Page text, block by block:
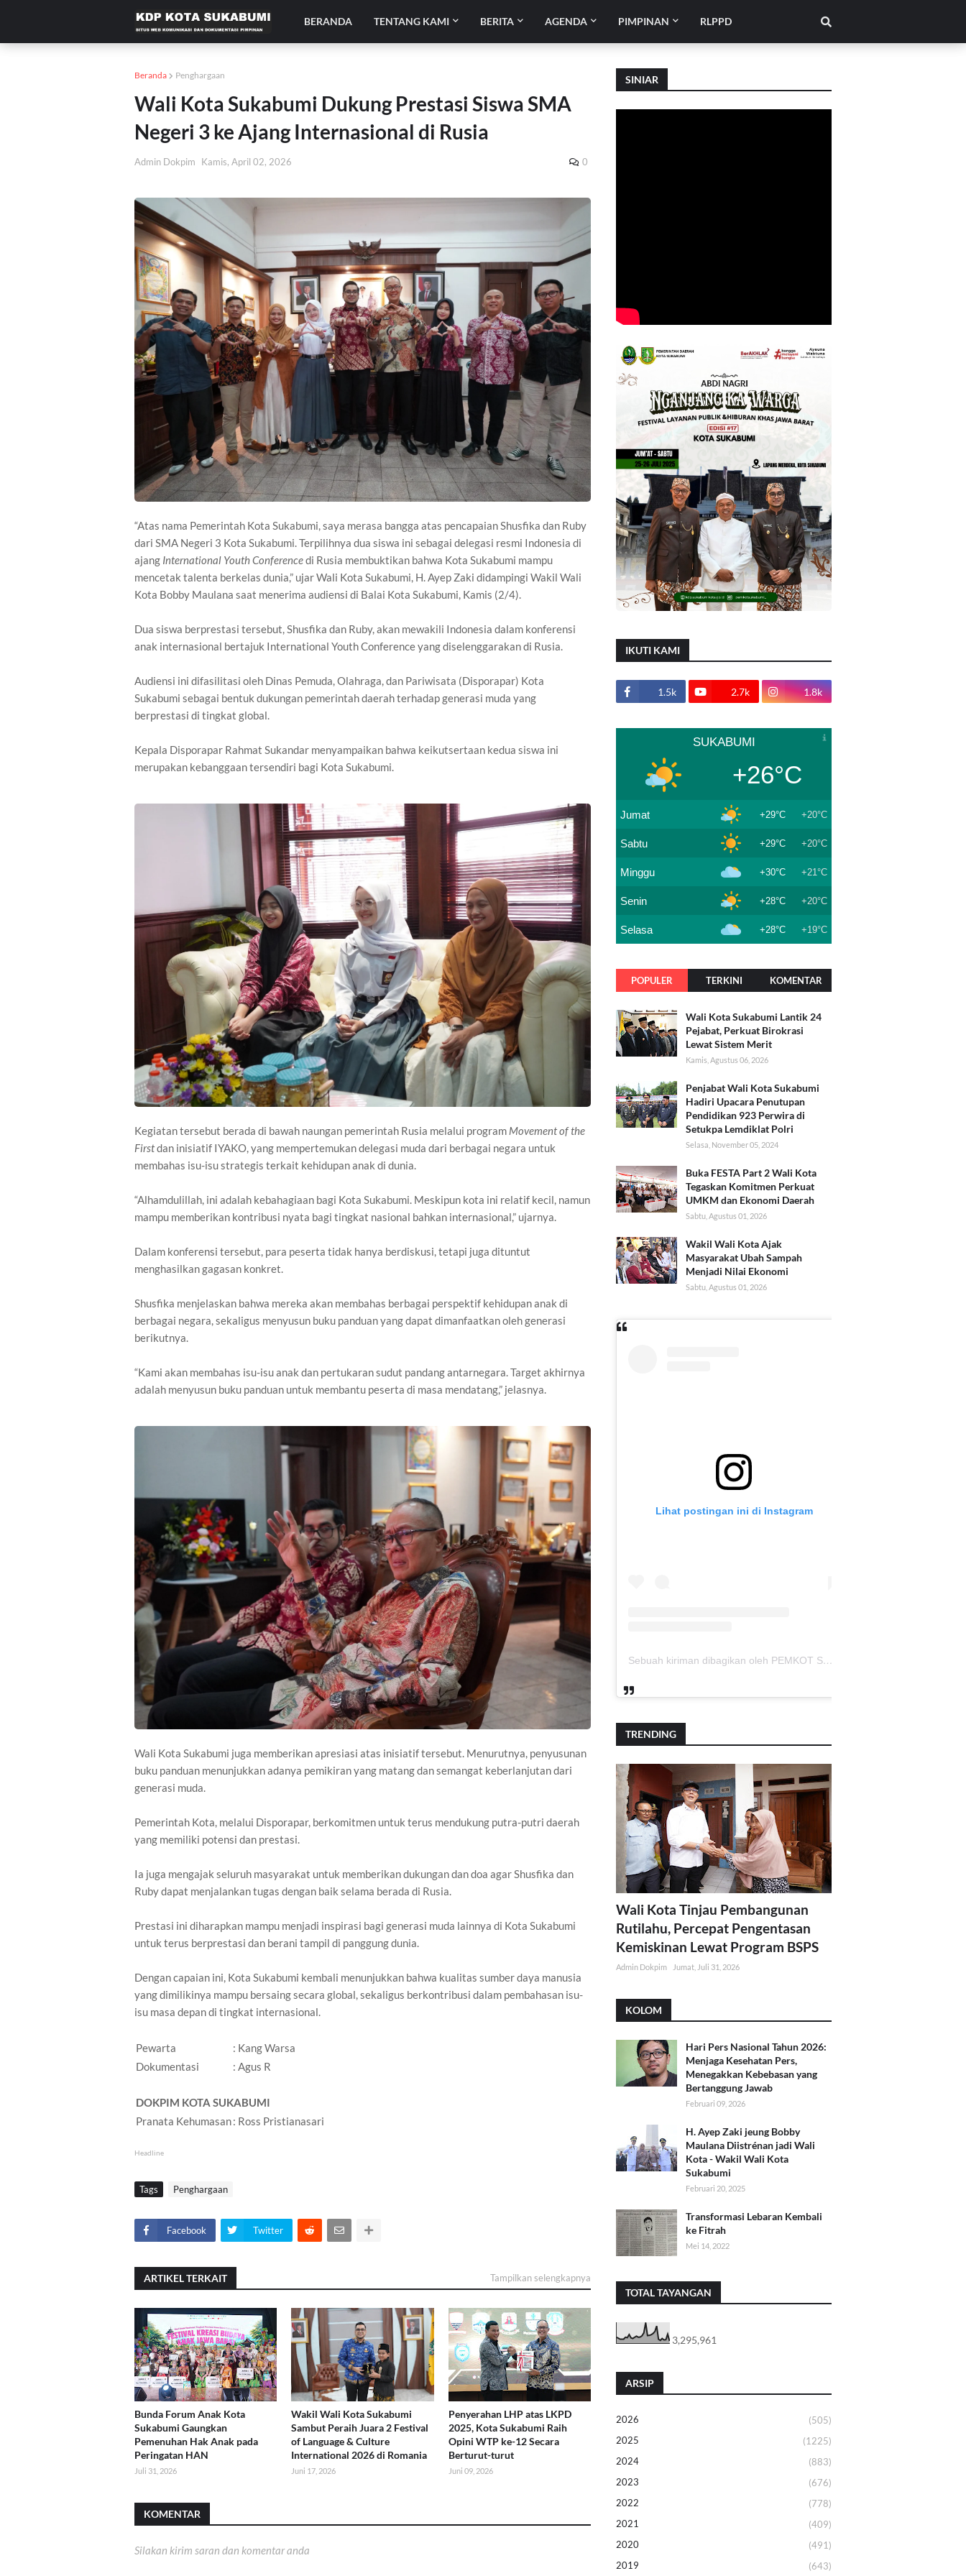
BERANDA TENTANG KAMI BERITA AGENDA PIMPINAN RLPPD
Beranda Penghargaan
Wali Kota Sukabumi Dukung Prestasi Siswa SMA
Negeri 3 ke Ajang Internasional di Rusia
Admin Dokpim Kamis, April 02, 2026 0
“Atas nama Pemerintah Kota Sukabumi, saya merasa bangga atas pencapaian Shusfika dan Ruby
dari SMA Negeri 3 Kota Sukabumi. Terpilihnya dua siswa ini sebagai delegasi resmi Indonesia di
ajang International Youth Conferencedi Rusia membuktikan bahwa Kota Sukabumi mampu
mencetak talenta berkelas dunia,” ujar Wali Kota Sukabumi, H. Ayep Zaki didampingi Wakil Wali
Kota Bobby Maulana saat menerima audiensi di Balai Kota Sukabumi, Kamis (2/4).
Dua siswa berprestasi tersebut, Shusfika dan Ruby, akan mewakili Indonesia dalam konferensi
anak internasional bertajuk International Youth Conference yang diselenggarakan di Rusia.
Audiensi ini difasilitasi oleh Dinas Pemuda, Olahraga, dan Pariwisata (Disporapar) Kota
Sukabumi sebagai bentuk dukungan pemerintah daerah terhadap generasi muda yang
berprestasi di tingkat global.
Kepala Disporapar Rahmat Sukandar menyampaikan bahwa keikutsertaan kedua siswa ini
merupakan kebanggaan tersendiri bagi Kota Sukabumi.
Kegiatan tersebut berada di bawah naungan pemerintah Rusia melalui program Movement of the
Firstdan inisiatif IYAKO, yang mempertemukan delegasi muda dari berbagai negara untuk
membahas isu-isu strategis terkait kehidupan anak di dunia.
“Alhamdulillah, ini adalah kebahagiaan bagi Kota Sukabumi. Meskipun kota ini relatif kecil, namun
mampu memberikan kontribusi nyata bagi tingkat nasional bahkan internasional,” ujarnya.
Dalam konferensi tersebut, para peserta tidak hanya berdiskusi, tetapi juga dituntut
menghasilkan gagasan konkret.
Shusfika menjelaskan bahwa mereka akan membahas berbagai perspektif kehidupan anak di
berbagai negara, sekaligus menyusun buku panduan yang dapat dimanfaatkan oleh generasi
berikutnya.
“Kami akan membahas isu-isu anak dan pertukaran sudut pandang antarnegara. Target akhirnya
adalah menyusun buku panduan untuk membantu peserta di masa mendatang,” jelasnya.
Wali Kota Sukabumi juga memberikan apresiasi atas inisiatif tersebut. Menurutnya, penyusunan
buku panduan menunjukkan adanya pemikiran yang matang dan semangat keberlanjutan dari
generasi muda.
Pemerintah Kota, melalui Disporapar, berkomitmen untuk terus mendukung putra-putri daerah
yang memiliki potensi dan prestasi.
Ia juga mengajak seluruh masyarakat untuk memberikan dukungan dan doa agar Shusfika dan
Ruby dapat menjalankan tugas dengan baik selama berada di Rusia.
Prestasi ini diharapkan mampu menjadi inspirasi bagi generasi muda lainnya di Kota Sukabumi
untuk terus berprestasi dan berani tampil di panggung dunia.
Dengan capaian ini, Kota Sukabumi kembali menunjukkan bahwa kualitas sumber daya manusia
yang dimilikinya mampu bersaing secara global, sekaligus berkontribusi dalam pembahasan isu-
isu masa depan di tingkat internasional.
Pewarta
: Kang Warsa
Dokumentasi
: Agus R
DOKPIM KOTA SUKABUMI
Pranata Kehumasan: Ross Pristianasari
Headline
Tags Penghargaan
Facebook Twitter
ARTIKEL TERKAIT Tampilkan selengkapnya
Bunda Forum Anak Kota
Sukabumi Gaungkan
Pemenuhan Hak Anak pada
Peringatan HAN
Juli 31, 2026
Wakil Wali Kota Sukabumi
Sambut Peraih Juara 2 Festival
of Language & Culture
International 2026 di Romania
Juni 17, 2026
Penyerahan LHP atas LKPD
2025, Kota Sukabumi Raih
Opini WTP ke-12 Secara
Berturut-turut
Juni 09, 2026
KOMENTAR
Silakan kirim saran dan komentar anda
SINIAR
IKUTI KAMI
1.5k 2.7k 1.8k
SUKABUMI
+26°C
Jumat +29°C +20°C
Sabtu +29°C +20°C
Minggu +30°C +21°C
Senin +28°C +20°C
Selasa +28°C +19°C
POPULER TERKINI KOMENTAR
Wali Kota Sukabumi Lantik 24
Pejabat, Perkuat Birokrasi
Lewat Sistem Merit
Kamis, Agustus 06, 2026
Penjabat Wali Kota Sukabumi
Hadiri Upacara Penutupan
Pendidikan 923 Perwira di
Setukpa Lemdiklat Polri
Selasa, November 05, 2024
Buka FESTA Part 2 Wali Kota
Tegaskan Komitmen Perkuat
UMKM dan Ekonomi Daerah
Sabtu, Agustus 01, 2026
Wakil Wali Kota Ajak
Masyarakat Ubah Sampah
Menjadi Nilai Ekonomi
Sabtu, Agustus 01, 2026
Lihat postingan ini di Instagram
Sebuah kiriman dibagikan oleh PEMKOT SUKABUMI (@pemkotsukabumi_)
TRENDING
Wali Kota Tinjau Pembangunan
Rutilahu, Percepat Pengentasan
Kemiskinan Lewat Program BSPS
Admin Dokpim Jumat, Juli 31, 2026
KOLOM
Hari Pers Nasional Tahun 2026:
Menjaga Kesehatan Pers,
Menegakkan Kebebasan yang
Bertanggung Jawab
Februari 09, 2026
H. Ayep Zaki jeung Bobby
Maulana Diistrénan jadi Wali
Kota - Wakil Wali Kota
Sukabumi
Februari 20, 2025
Transformasi Lebaran Kembali
ke Fitrah
Mei 14, 2022
TOTAL TAYANGAN
3,295,961
ARSIP
2026
(505)
2025
(1225)
2024
(883)
2023
(676)
2022
(778)
2021
(409)
2020
(491)
2019
(643)